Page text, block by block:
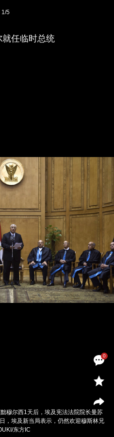
0
1/5
任临时总统
穆尔西1天后，埃及宪法法院院长曼苏
，埃及新当局表示，仍然欢迎穆斯林兄
东方IC